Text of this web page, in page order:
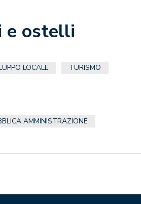
e ostelli
LOCALE
TURISMO
AMMINISTRAZIONE